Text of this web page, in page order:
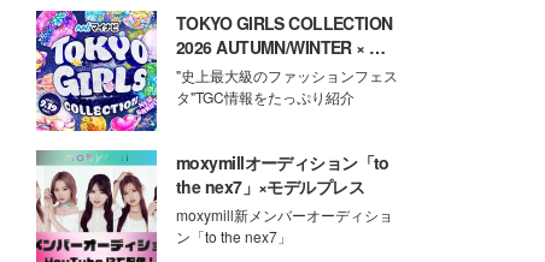
TOKYO GIRLS COLLECTION
2026 AUTUMN/WINTER × モ
デルプレス
"史上最大級のファッションフェス
タ"TGC情報をたっぷり紹介
moxymillオーディション「to
the nex7」×モデルプレス
moxymill新メンバーオーディショ
ン「to the nex7」